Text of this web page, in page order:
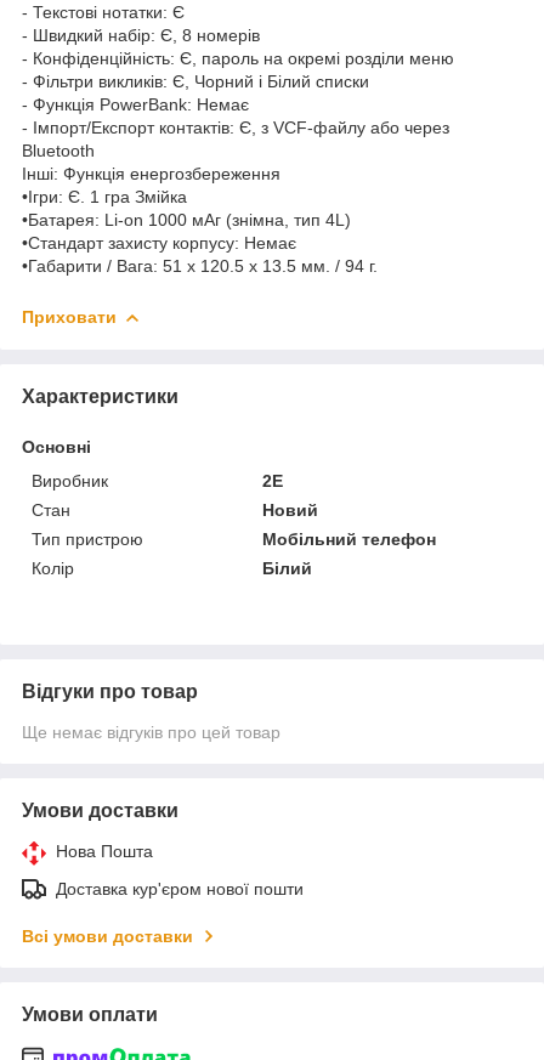
- Текстові нотатки: Є
- Швидкий набір: Є, 8 номерів
- Конфіденційність: Є, пароль на окремі розділи меню
- Фільтри викликів: Є, Чорний і Білий списки
- Функція PowerBank: Немає
- Імпорт/Експорт контактів: Є, з VCF-файлу або через
Bluetooth
Інші: Функція енергозбереження
•Ігри: Є. 1 гра Змійка
•Батарея: Li-on 1000 мАг (знімна, тип 4L)
•Стандарт захисту корпусу: Немає
•Габарити / Вага: 51 x 120.5 x 13.5 мм. / 94 г.
Приховати
Характеристики
Основні
Виробник
2E
Стан
Новий
Тип пристрою
Мобільний телефон
Колір
Білий
Відгуки про товар
Ще немає відгуків про цей товар
Умови доставки
Нова Пошта
Доставка кур'єром нової пошти
Всі умови доставки
Умови оплати